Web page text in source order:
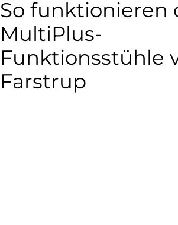
So funktionieren
MultiPlus-
Funktionsstühle
Farstrup